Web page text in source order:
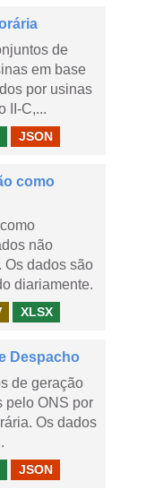
de
em base
por usinas
II-C,...
JSON
como
não
Os dados são
diariamente.
XLSX
Despacho
de geração
pelo ONS por
Os dados
JSON